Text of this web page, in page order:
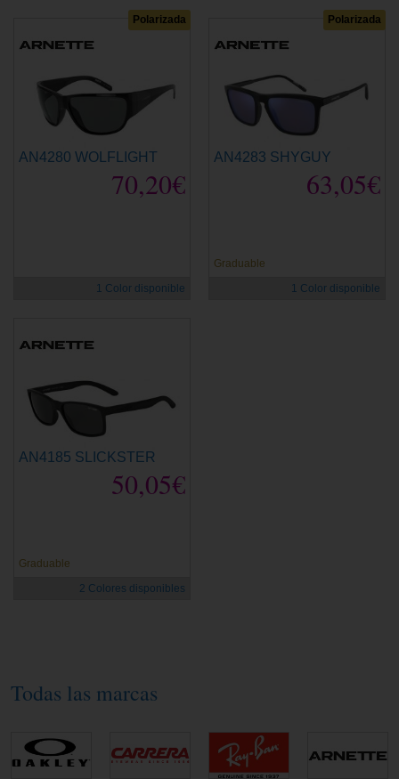
Polarizada
AN4280 WOLFLIGHT
70,20€
1 Color disponible
Polarizada
AN4283 SHYGUY
63,05€
Graduable
1 Color disponible
AN4185 SLICKSTER
50,05€
Graduable
2 Colores disponibles
Todas las marcas